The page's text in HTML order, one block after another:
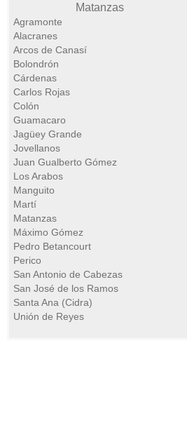
Matanzas
Agramonte
Alacranes
Arcos de Canasí
Bolondrón
Cárdenas
Carlos Rojas
Colón
Guamacaro
Jagüey Grande
Jovellanos
Juan Gualberto Gómez
Los Arabos
Manguito
Martí
Matanzas
Máximo Gómez
Pedro Betancourt
Perico
San Antonio de Cabezas
San José de los Ramos
Santa Ana (Cidra)
Unión de Reyes